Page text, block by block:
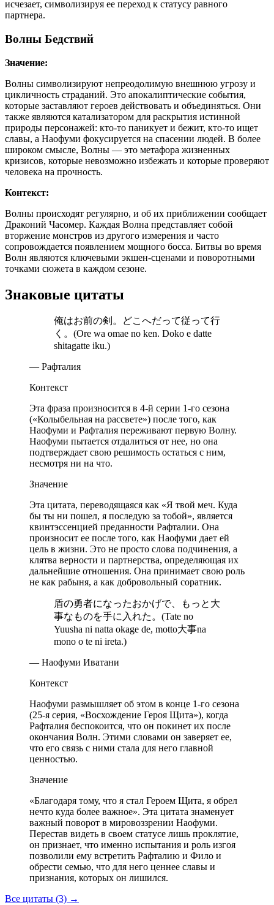
исчезает, символизируя ее переход к статусу равного
партнера.
Волны Бедствий
Значение:
Волны символизируют непреодолимую внешнюю угрозу и
цикличность страданий. Это апокалиптические события,
которые заставляют героев действовать и объединяться. Они
также являются катализатором для раскрытия истинной
природы персонажей: кто-то паникует и бежит, кто-то ищет
славы, а Наофуми фокусируется на спасении людей. В более
широком смысле, Волны — это метафора жизненных
кризисов, которые невозможно избежать и которые проверяют
человека на прочность.
Контекст:
Волны происходят регулярно, и об их приближении сообщает
Драконий Часомер. Каждая Волна представляет собой
вторжение монстров из другого измерения и часто
сопровождается появлением мощного босса. Битвы во время
Волн являются ключевыми экшен-сценами и поворотными
точками сюжета в каждом сезоне.
Знаковые цитаты
俺はお前の剣。どこへだって従って行
く。(Ore wa omae no ken. Doko e datte
shitagatte iku.)
— Рафталия
Контекст
Эта фраза произносится в 4-й серии 1-го сезона
(«Колыбельная на рассвете») после того, как
Наофуми и Рафталия переживают первую Волну.
Наофуми пытается отдалиться от нее, но она
подтверждает свою решимость остаться с ним,
несмотря ни на что.
Значение
Эта цитата, переводящаяся как «Я твой меч. Куда
бы ты ни пошел, я последую за тобой», является
квинтэссенцией преданности Рафталии. Она
произносит ее после того, как Наофуми дает ей
цель в жизни. Это не просто слова подчинения, а
клятва верности и партнерства, определяющая их
дальнейшие отношения. Она принимает свою роль
не как рабыня, а как добровольный соратник.
盾の勇者になったおかげで、もっと大
事なものを手に入れた。(Tate no
Yuusha ni natta okage de, motto大事na
mono o te ni ireta.)
— Наофуми Иватани
Контекст
Наофуми размышляет об этом в конце 1-го сезона
(25-я серия, «Восхождение Героя Щита»), когда
Рафталия беспокоится, что он покинет их после
окончания Волн. Этими словами он заверяет ее,
что его связь с ними стала для него главной
ценностью.
Значение
«Благодаря тому, что я стал Героем Щита, я обрел
нечто куда более важное». Эта цитата знаменует
важный поворот в мировоззрении Наофуми.
Перестав видеть в своем статусе лишь проклятие,
он признает, что именно испытания и роль изгоя
позволили ему встретить Рафталию и Фило и
обрести семью, что для него ценнее славы и
признания, которых он лишился.
Все цитаты (3) →